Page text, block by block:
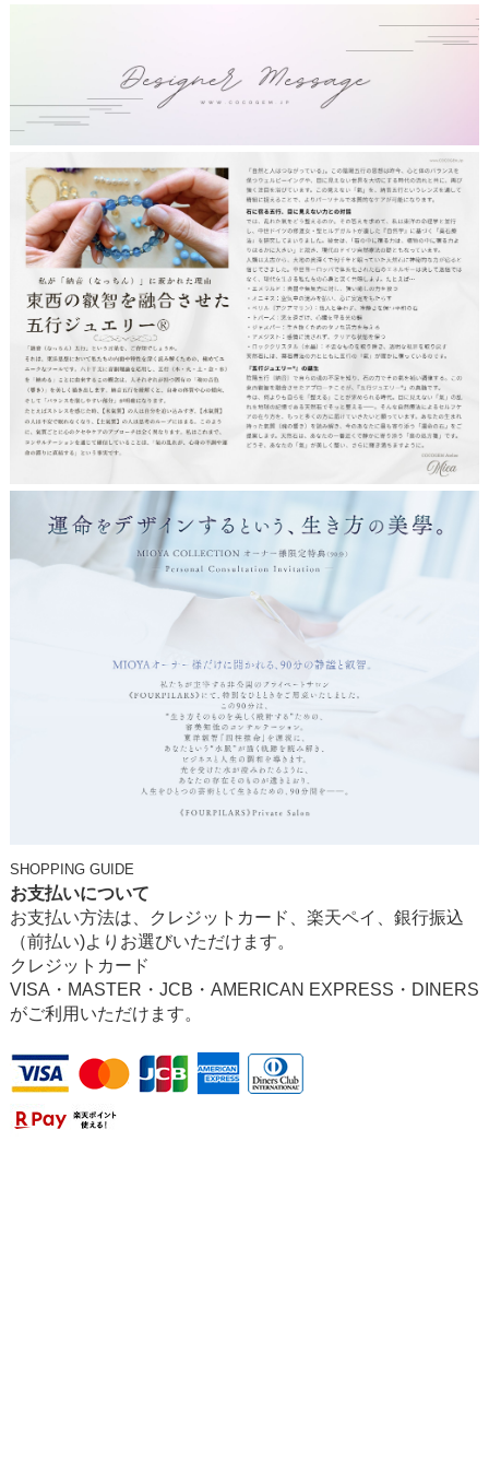
SHOPPING GUIDE
お支払いについて
お支払い方法は、クレジットカード、楽天ペイ、銀行振込
（前払い)よりお選びいただけます。
クレジットカード
VISA・MASTER・JCB・AMERICAN EXPRESS・DINERS
がご利用いただけます。